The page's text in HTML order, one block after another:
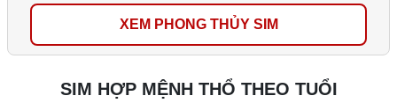
XEM PHONG THỦY SIM
SIM HỢP MỆNH THỔ THEO TUỔI